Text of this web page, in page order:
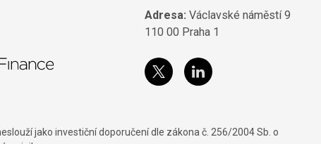
Adresa: Václavské náměstí 9
110 00 Praha 1
jako investiční doporučení dle zákona č. 256/2004 Sb. o